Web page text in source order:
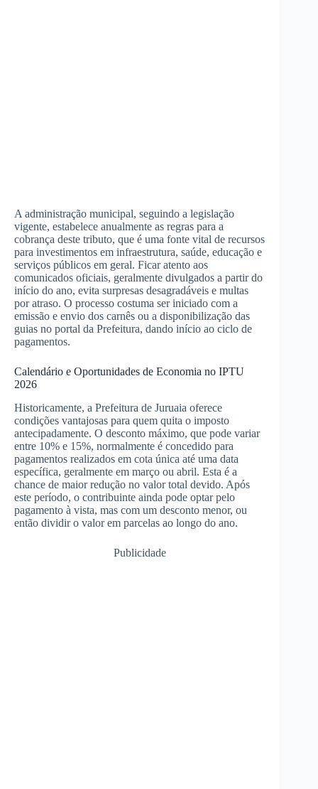
A administração municipal, seguindo a legislação
vigente, estabelece anualmente as regras para a
cobrança deste tributo, que é uma fonte vital de recursos
para investimentos em infraestrutura, saúde, educação e
serviços públicos em geral. Ficar atento aos
comunicados oficiais, geralmente divulgados a partir do
início do ano, evita surpresas desagradáveis e multas
por atraso. O processo costuma ser iniciado com a
emissão e envio dos carnês ou a disponibilização das
guias no portal da Prefeitura, dando início ao ciclo de
pagamentos.
Calendário e Oportunidades de Economia no IPTU
2026
Historicamente, a Prefeitura de Juruaia oferece
condições vantajosas para quem quita o imposto
antecipadamente. O desconto máximo, que pode variar
entre 10% e 15%, normalmente é concedido para
pagamentos realizados em cota única até uma data
específica, geralmente em março ou abril. Esta é a
chance de maior redução no valor total devido. Após
este período, o contribuinte ainda pode optar pelo
pagamento à vista, mas com um desconto menor, ou
então dividir o valor em parcelas ao longo do ano.
Publicidade